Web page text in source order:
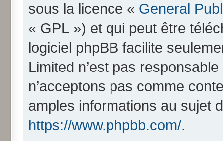
sous la licence « General
« GPL ») et qui peut être
logiciel phpBB facilite
Limited n’est pas
n’acceptons pas comme
amples informations au sujet
https://www.phpbb.com/.